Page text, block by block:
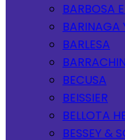
BARBOSA
BARINAGA
BARLESA
BECUSA
BEISSIER
BELLOTA
BESSEY &